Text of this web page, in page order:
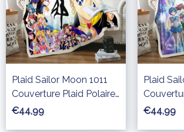
Plaid Sailor Moon 1011
Couverture Plaid Polaire
Plaid Canapé
€44,99
Plaid
Plaid
€44,99